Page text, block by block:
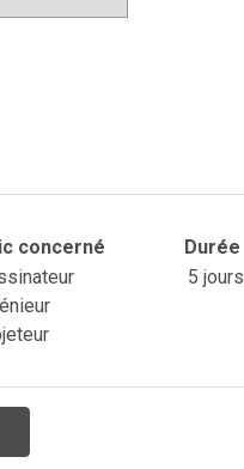
concerné
Durée
5